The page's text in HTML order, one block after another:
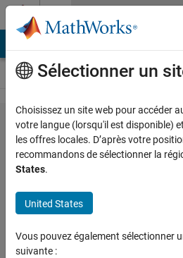
Passer au contenu
Problem
47234.
Find
Logic 4
Gupta
Sélectionner un
Choisissez un site web pour accéder
votre langue (lorsqu'il est disponible)
les offres locales. D’après votre
recommandons de sélectionner la
States.
United States
Vous pouvez également sélectionner
suivante :